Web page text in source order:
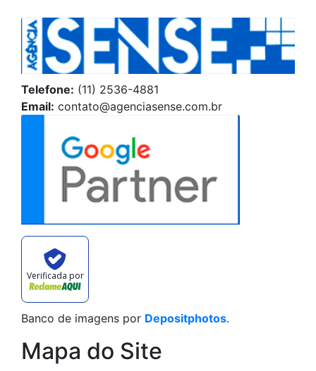
Telefone: (11) 2536-4881
Email: contato@agenciasense.com.br
Verificada por
Banco de imagens por Depositphotos.
Mapa do Site